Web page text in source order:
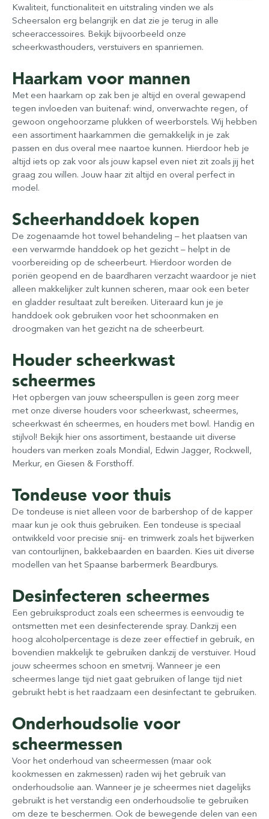
Kwaliteit, functionaliteit en uitstraling vinden we als
Scheersalon erg belangrijk en dat zie je terug in alle
scheeraccessoires. Bekijk bijvoorbeeld onze
scheerkwasthouders, verstuivers en spanriemen.
Haarkam voor mannen
Met een haarkam op zak ben je altijd en overal gewapend
tegen invloeden van buitenaf: wind, onverwachte regen, of
gewoon ongehoorzame plukken of weerborstels. Wij hebben
een assortiment haarkammen die gemakkelijk in je zak
passen en dus overal mee naartoe kunnen. Hierdoor heb je
altijd iets op zak voor als jouw kapsel even niet zit zoals jij het
graag zou willen. Jouw haar zit altijd en overal perfect in
model.
Scheerhanddoek kopen
De zogenaamde hot towel behandeling – het plaatsen van
een verwarmde handdoek op het gezicht – helpt in de
voorbereiding op de scheerbeurt. Hierdoor worden de
poriën geopend en de baardharen verzacht waardoor je niet
alleen makkelijker zult kunnen scheren, maar ook een beter
en gladder resultaat zult bereiken. Uiteraard kun je je
handdoek ook gebruiken voor het schoonmaken en
droogmaken van het gezicht na de scheerbeurt.
Houder scheerkwast
scheermes
Het opbergen van jouw scheerspullen is geen zorg meer
met onze diverse houders voor scheerkwast, scheermes,
scheerkwast én scheermes, en houders met bowl. Handig en
stijlvol! Bekijk hier ons assortiment, bestaande uit diverse
houders van merken zoals Mondial, Edwin Jagger, Rockwell,
Merkur, en Giesen & Forsthoff.
Tondeuse voor thuis
De tondeuse is niet alleen voor de barbershop of de kapper
maar kun je ook thuis gebruiken. Een tondeuse is speciaal
ontwikkeld voor precisie snij- en trimwerk zoals het bijwerken
van contourlijnen, bakkebaarden en baarden. Kies uit diverse
modellen van het Spaanse barbermerk Beardburys.
Desinfecteren scheermes
Een gebruiksproduct zoals een scheermes is eenvoudig te
ontsmetten met een desinfecterende spray. Dankzij een
hoog alcoholpercentage is deze zeer effectief in gebruik, en
bovendien makkelijk te gebruiken dankzij de verstuiver. Houd
jouw scheermes schoon en smetvrij. Wanneer je een
scheermes lange tijd niet gaat gebruiken of lange tijd niet
gebruikt hebt is het raadzaam een desinfectant te gebruiken.
Onderhoudsolie voor
scheermessen
Voor het onderhoud van scheermessen (maar ook
kookmessen en zakmessen) raden wij het gebruik van
onderhoudsolie aan. Wanneer je je scheermes niet dagelijks
gebruikt is het verstandig een onderhoudsolie te gebruiken
om deze te beschermen. Ook de bewegende delen van een